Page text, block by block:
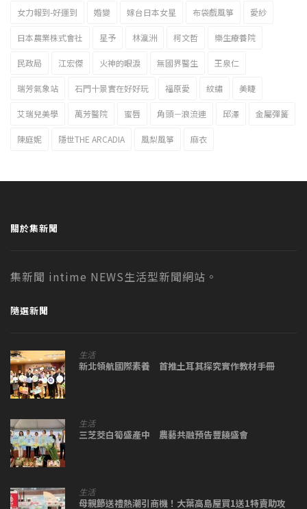
女力報到-好運到 婚變 嫁台日本女星 布袋戲風箏 愛紗
日本農業株式會社 星予 林瀛洲 柯文哲 樂生療養院
民政局 江宏傑 火神的眼淚 無國界醫生 王泉仁
瑞芳氣象站 石門十景實在好好玩 福原愛 紋繡 美睫
艾瑞兒美學 萬芳醫院 蜜唇 角頭－浪流連 邱澤 金屬彈簧
陳庭妮 隱世THE ARCADIA 風梨風箏 麻衣
關於集新聞
集新聞 intime NEWS生活型新聞網站。
隨選新聞
生活
新北領航國際素養 首推土耳其探究實作教材手冊
生活
三芝茭白筍盛產中 農藝共融預告豐饒盛會
生活
母親節送禮熱潮引商機！大葉高島屋買1送1特賣助攻